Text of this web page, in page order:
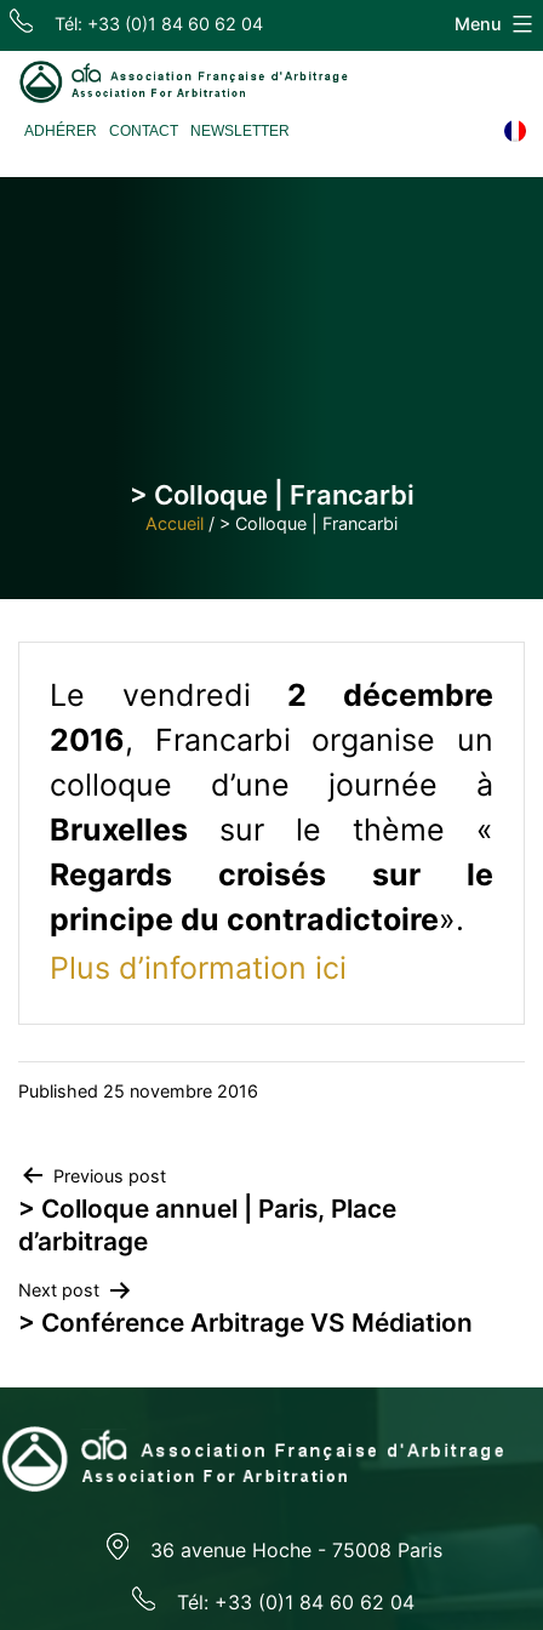
Skip
content
Tél: +33 (0)1 84 60 62 04
d'Arbitrage
ADHÉRER CONTACT NEWSLETTER
Menu
> Colloque | Francarbi
Accueil / > Colloque | Francarbi
Le vendredi 2 décembre
2016, Francarbi organise un
colloque d’une journée à
Bruxelles sur le thème «
Regards croisés sur le
principe du contradictoire».
Plus d’information ici
Published 25 novembre 2016
Navigation
de
l’article
Previous post
> Colloque annuel | Paris, Place
d’arbitrage
Next post
> Conférence Arbitrage VS Médiation
36 avenue Hoche - 75008 Paris
Tél: +33 (0)1 84 60 62 04